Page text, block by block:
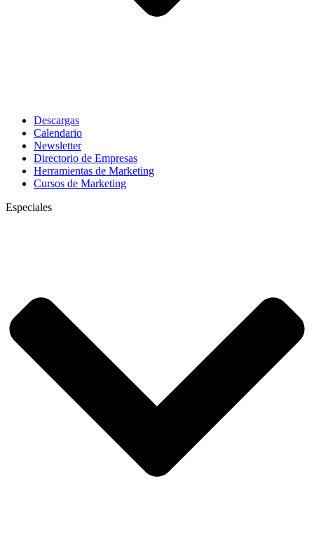
Descargas
Calendario
Newsletter
Directorio de Empresas
Herramientas de Marketing
Cursos de Marketing
Especiales